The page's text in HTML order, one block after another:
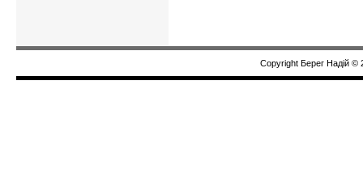
Copyright Берег Надiй ©